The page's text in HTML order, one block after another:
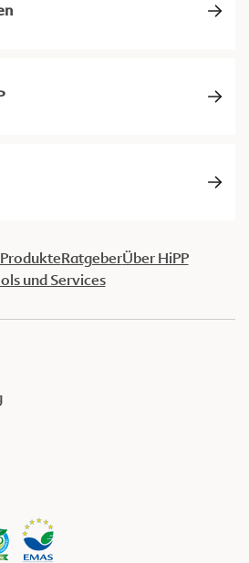
ProdukteRatgeberÜber HiPP
und Services